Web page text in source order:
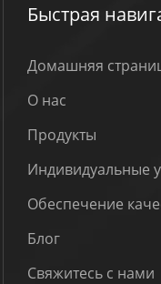
Быстрая
Домашняя
О нас
Продукты
Индивидуальные
Обеспечение
Блог
Свяжитесь с нами